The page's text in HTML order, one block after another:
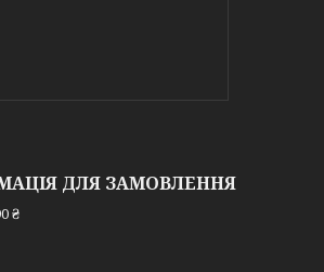
ДЛЯ ЗАМОВЛЕННЯ
₴